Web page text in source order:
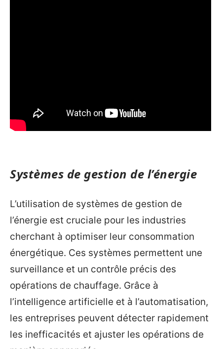
Systèmes de gestion de l’énergie
L’utilisation de systèmes de gestion de
l’énergie est cruciale pour les industries
cherchant à optimiser leur consommation
énergétique. Ces systèmes permettent une
surveillance et un contrôle précis des
opérations de chauffage. Grâce à
l’intelligence artificielle et à l’automatisation,
les entreprises peuvent détecter rapidement
les inefficacités et ajuster les opérations de